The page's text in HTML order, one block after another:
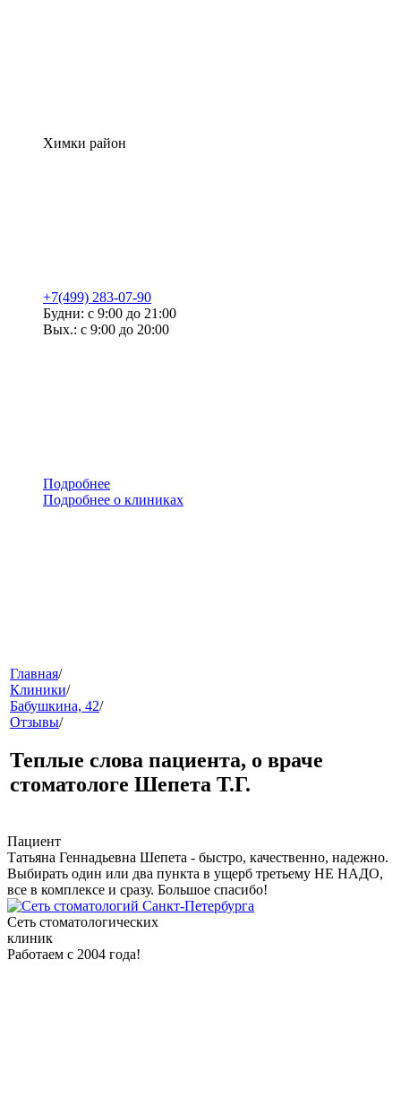
Химки район
+7(499) 283-07-90
Будни: с 9:00 до 21:00
Вых.: с 9:00 до 20:00
Подробнее
Подробнее о клиниках
меню
звонок
Главная/
Клиники/
Бабушкина, 42/
Отзывы/
Теплые слова пациента, о враче
стоматологе Шепета Т.Г.
Пациент
Татьяна Геннадьевна Шепета - быстро, качественно, надежно.
Выбирать один или два пункта в ущерб третьему НЕ НАДО,
все в комплексе и сразу. Большое спасибо!
Сеть стоматологических
клиник
Работаем с 2004 года!